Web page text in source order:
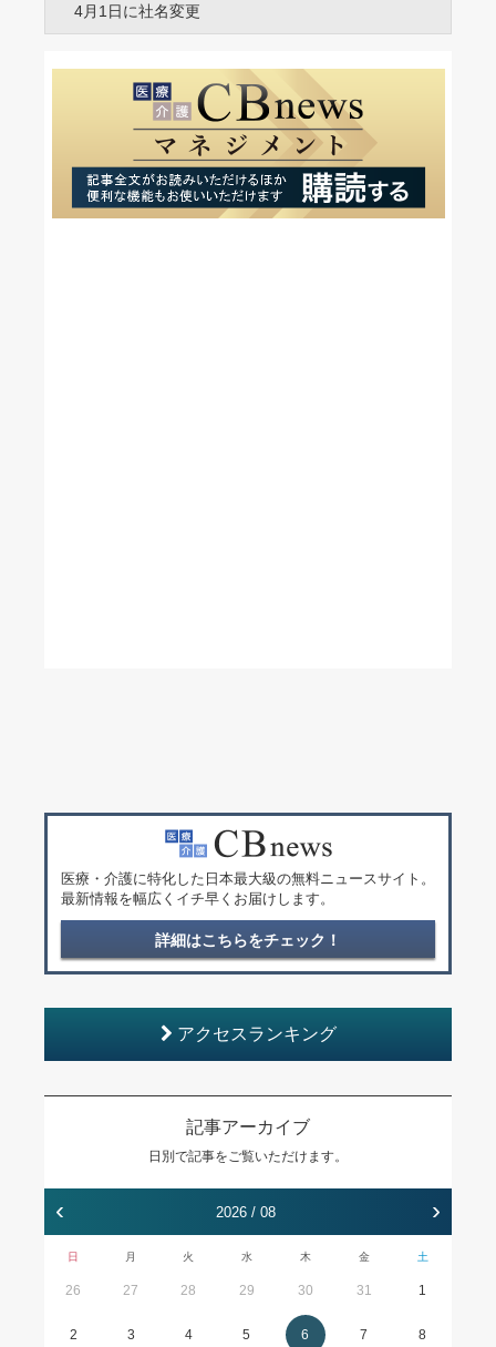
4月1日に社名変更
医療・介護に特化した日本最大級の無料ニュースサイト。
最新情報を幅広くイチ早くお届けします。
詳細はこちらをチェック！
アクセスランキング
記事アーカイブ
日別で記事をご覧いただけます。
‹ 2026 / 08 ›
日 月 火 水 木 金 土
26 27 28 29 30 31 1
2 3 4 5 6 7 8